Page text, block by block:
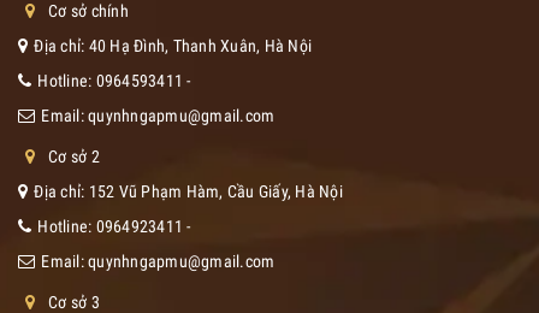
Cơ sở chính
Địa chỉ: 40 Hạ Đình, Thanh Xuân, Hà Nội
Hotline: 0964593411 -
Email:quynhngapmu@gmail.com
Cơ sở 2
Địa chỉ: 152 Vũ Phạm Hàm, Cầu Giấy, Hà Nội
Hotline: 0964923411 -
Email:quynhngapmu@gmail.com
Cơ sở 3